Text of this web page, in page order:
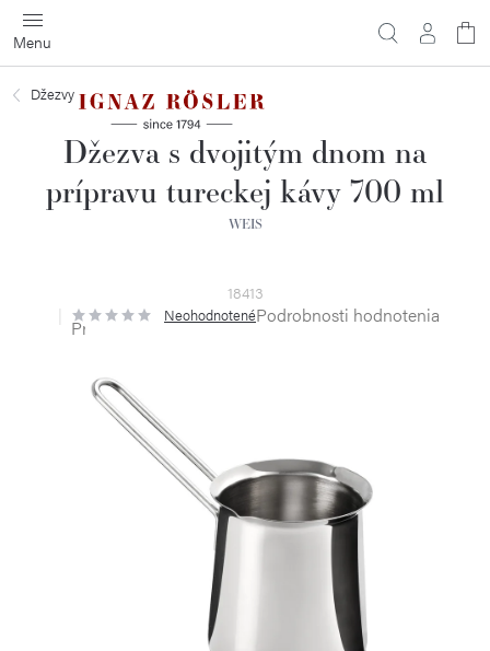
Prejsť
na
obsah
Džezvy
Džezva s dvojitým dnom na
prípravu tureckej kávy 700 ml
WEIS
18413
Priemerné
hodnotenie
0,0
hviezdičiek.
NeohodnotenéPodrobnosti hodnotenia